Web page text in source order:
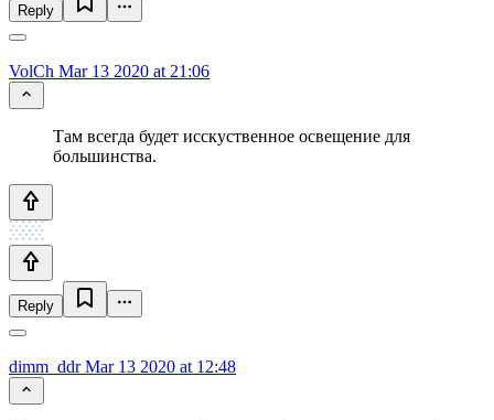
Reply
VolCh Mar 13 2020 at 21:06
Там всегда будет исскуственное освещение для
большинства.
Reply
dimm_ddrMar 13 2020 at 12:48